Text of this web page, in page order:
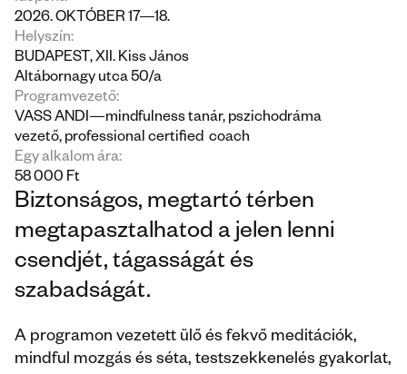
2026. OKTÓBER 17—18.
Helyszín:
BUDAPEST, XII. Kiss János
Altábornagy utca 50/a
Programvezető:
VASS ANDI—mindfulness tanár, pszichodráma
vezető, professional certified  coach
Egy alkalom ára:
58 000 Ft
Biztonságos, megtartó térben
megtapasztalhatod a jelen lenni
csendjét, tágasságát és
szabadságát.
A programon vezetett ülő és fekvő meditációk,
mindful mozgás és séta, testszekkenelés gyakorlat,